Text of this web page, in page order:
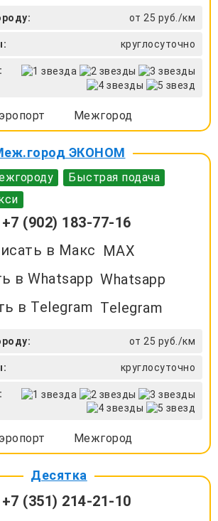
от 25 руб./км
круглосуточно
Межгород
ЭКОНОМ
Быстрая подача
(902) 183-77-16
MAX
Whatsapp
Telegram
от 25 руб./км
круглосуточно
Межгород
Десятка
(351) 214-21-10